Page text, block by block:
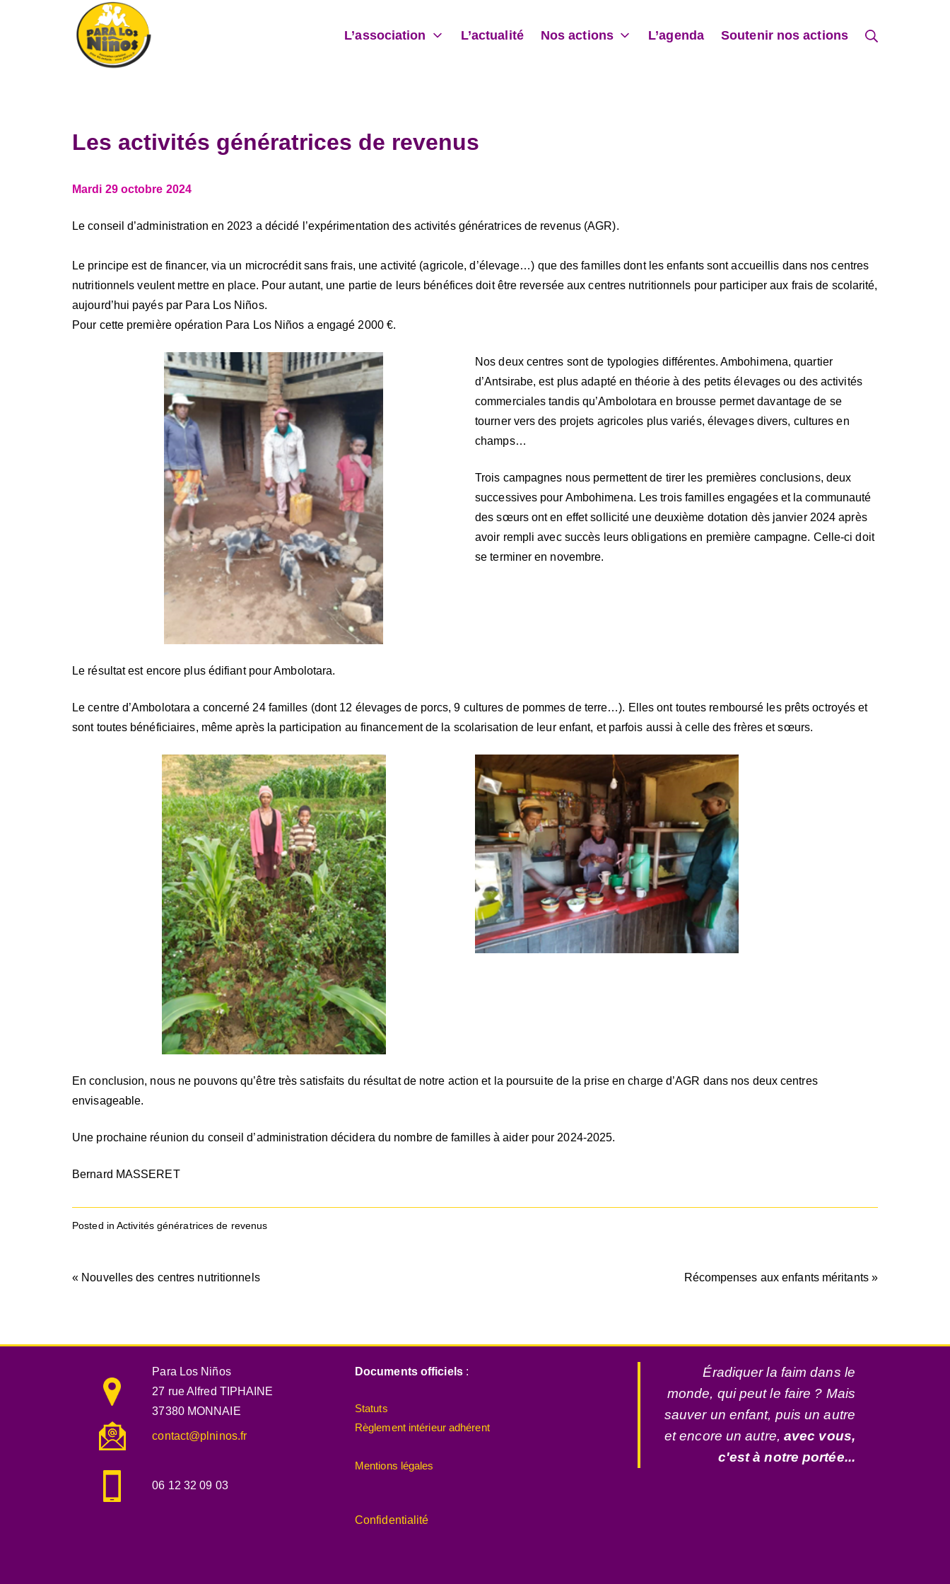
L’association L’actualité Nos actions L’agenda Soutenir nos actions
Les activités génératrices de revenus
Mardi 29 octobre 2024
Le conseil d’administration en 2023 a décidé l’expérimentation des activités génératrices de revenus (AGR).
Le principe est de financer, via un microcrédit sans frais, une activité (agricole, d’élevage…) que des familles dont les enfants sont accueillis dans nos centres
nutritionnels veulent mettre en place. Pour autant, une partie de leurs bénéfices doit être reversée aux centres nutritionnels pour participer aux frais de scolarité,
aujourd’hui payés par Para Los Niños.
Pour cette première opération Para Los Niños a engagé 2000 €.
Nos deux centres sont de typologies différentes. Ambohimena, quartier
d’Antsirabe, est plus adapté en théorie à des petits élevages ou des activités
commerciales tandis qu’Ambolotara en brousse permet davantage de se
tourner vers des projets agricoles plus variés, élevages divers, cultures en
champs…
Trois campagnes nous permettent de tirer les premières conclusions, deux
successives pour Ambohimena. Les trois familles engagées et la communauté
des sœurs ont en effet sollicité une deuxième dotation dès janvier 2024 après
avoir rempli avec succès leurs obligations en première campagne. Celle-ci doit
se terminer en novembre.
Le résultat est encore plus édifiant pour Ambolotara.
Le centre d’Ambolotara a concerné 24 familles (dont 12 élevages de porcs, 9 cultures de pommes de terre…). Elles ont toutes remboursé les prêts octroyés et
sont toutes bénéficiaires, même après la participation au financement de la scolarisation de leur enfant, et parfois aussi à celle des frères et sœurs.
En conclusion, nous ne pouvons qu’être très satisfaits du résultat de notre action et la poursuite de la prise en charge d’AGR dans nos deux centres
envisageable.
Une prochaine réunion du conseil d’administration décidera du nombre de familles à aider pour 2024-2025.
Bernard MASSERET
Posted in Activités génératrices de revenus
Navigation
Récompenses aux enfants méritants »
« Nouvelles des centres nutritionnels
Para Los Niños
27 rue Alfred TIPHAINE
37380 MONNAIE
contact@plninos.fr
06 12 32 09 03
Documents officiels:
Statuts
Règlement intérieur adhérent
Mentions légales
Confidentialité
Éradiquer la faim dans le
monde, qui peut le faire ? Mais
sauver un enfant, puis un autre
et encore un autre, avec vous,
c'est à notre portée...